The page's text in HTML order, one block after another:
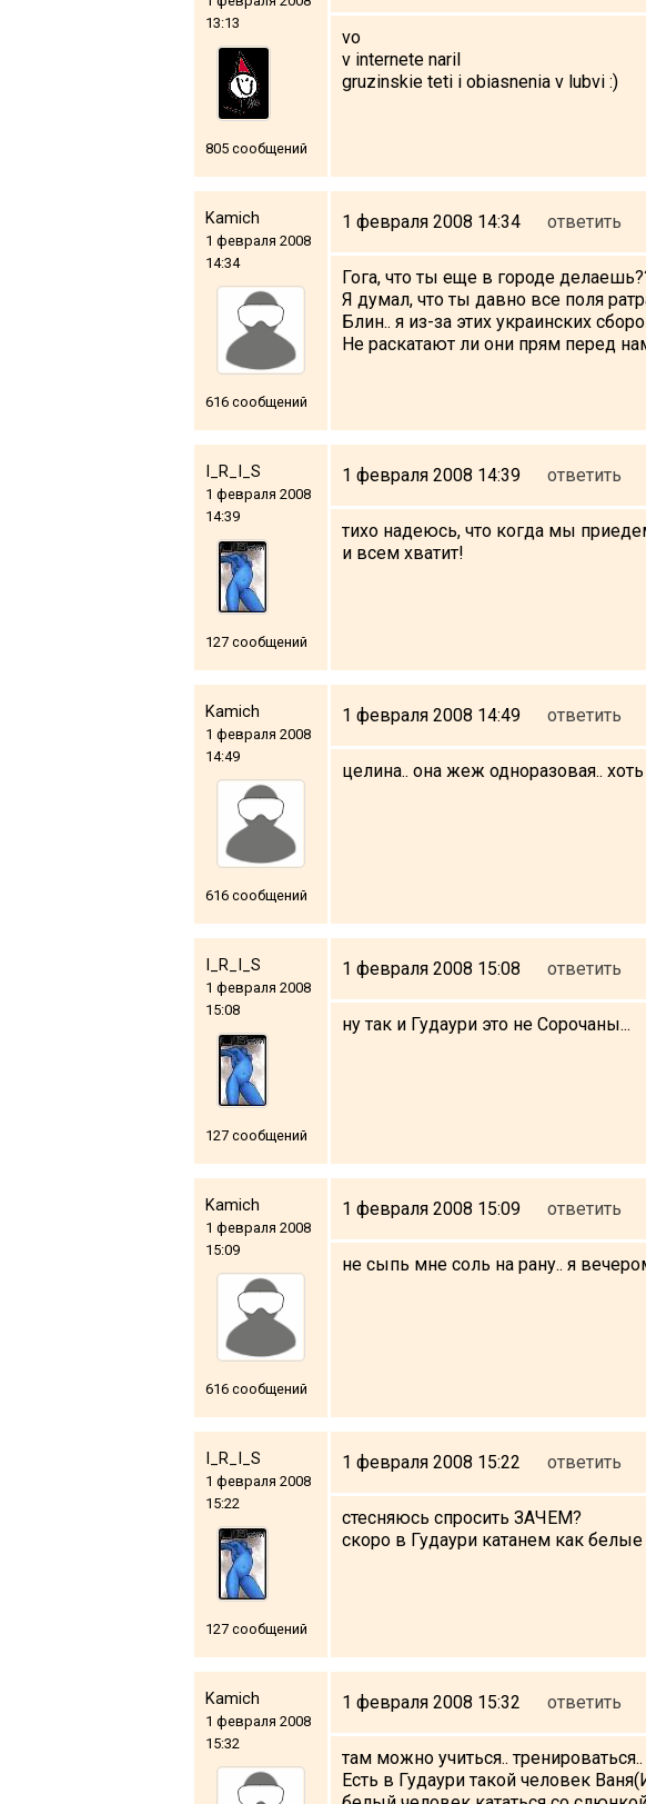
13:13
805 сообщений
vo
v internete naril
gruzinskie teti i obiasnenia v lubvi :)
Kamich
1 февраля 2008
14:34
616 сообщений
1 февраля 2008 14:34 ответить
Гога, что ты еще в городе
Я думал, что ты давно все поля
Блин.. я из-за этих украинских
Не раскатают ли они прям перед
I_R_I_S
1 февраля 2008
14:39
127 сообщений
1 февраля 2008 14:39 ответить
тихо надеюсь, что когда мы
и всем хватит!
Kamich
1 февраля 2008
14:49
616 сообщений
1 февраля 2008 14:49 ответить
целина.. она жеж одноразовая..
I_R_I_S
1 февраля 2008
15:08
127 сообщений
1 февраля 2008 15:08 ответить
ну так и Гудаури это не Сорочаны...
Kamich
1 февраля 2008
15:09
616 сообщений
1 февраля 2008 15:09 ответить
не сыпь мне соль на рану.. я
I_R_I_S
1 февраля 2008
15:22
127 сообщений
1 февраля 2008 15:22 ответить
стесняюсь спросить ЗАЧЕМ?
скоро в Гудаури катанем как
Kamich
1 февраля 2008
15:32
1 февраля 2008 15:32 ответить
там можно учиться..
Есть в Гудаури такой человек